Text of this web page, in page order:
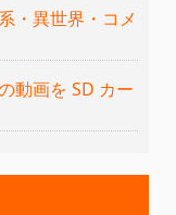
・異世界・コメ
動画を SD カー